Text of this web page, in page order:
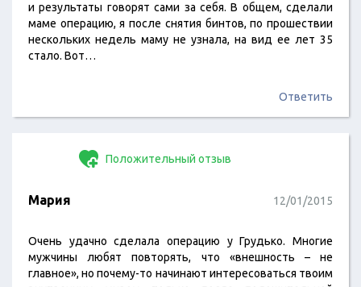
и результаты говорят сами за себя. В общем, сделали
маме операцию, я после снятия бинтов, по прошествии
нескольких недель маму не узнала, на вид ее лет 35
стало. Вот…
Ответить
Положительный отзыв
Мария 12/01/2015
Очень удачно сделала операцию у Грудько. Многие
мужчины любят повторять, что «внешность – не
главное», но почему-то начинают интересоваться твоим